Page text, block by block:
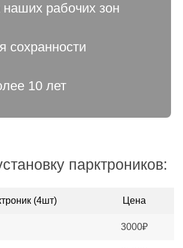
наших рабочих зон
сохранности
10 лет
парктроников:
(4шт) Цена
3000₽